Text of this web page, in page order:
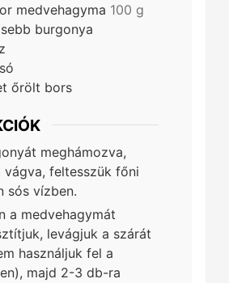
medvehagyma 100 g
burgonya
só
őrölt bors
meghámozva,
vágva, feltesszük főni
sós vízben.
a medvehagymát
levágjuk a szárát
használjuk fel a
majd 2-3 db-ra